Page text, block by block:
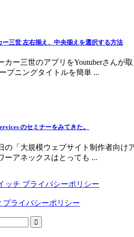
ー三世 左右揃え、中央揃えを選択する方法
カー三世のアプリをYoutuberさんが
プニングタイトルを簡単 ...
のセミナーをみてきた。
の「大規模ウェブサイト制作者向
ーアネックスはとっても ...
ッチ プライバシーポリシー
プライバシーポリシー